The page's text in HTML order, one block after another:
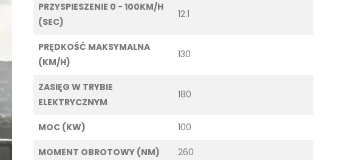
PRZYSPIESZENIE 0 - 100KM/H
(SEC)
12.1
PRĘDKOŚĆ MAKSYMALNA
(KM/H)
130
ZASIĘG W TRYBIE
ELEKTRYCZNYM
180
MOC (KW) 100
MOMENT OBROTOWY (NM) 260